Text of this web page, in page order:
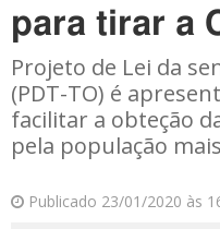
para tirar a
Projeto de Lei da
(PDT-TO) é
facilitar a obteção
pela população
Publicado 23/01/2020 às